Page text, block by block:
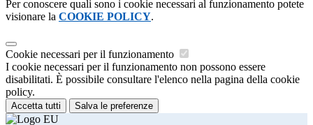
Per conoscere quali sono i cookie necessari al funzionamento potete
visionare la COOKIE POLICY.
Cookie necessari per il funzionamento
I cookie necessari per il funzionamento non possono essere
disabilitati. È possibile consultare l'elenco nella pagina della cookie
policy.
Accetta tutti Salva le preferenze